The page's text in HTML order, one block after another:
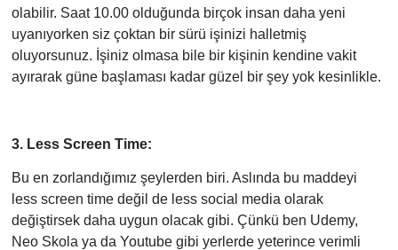
olabilir. Saat 10.00 olduğunda birçok insan daha yeni
uyanıyorken siz çoktan bir sürü işinizi halletmiş
oluyorsunuz. İşiniz olmasa bile bir kişinin kendine vakit
ayırarak güne başlaması kadar güzel bir şey yok kesinlikle.
3. Less Screen Time:
Bu en zorlandığımız şeylerden biri. Aslında bu maddeyi
less screen time değil de less social media olarak
değiştirsek daha uygun olacak gibi. Çünkü ben Udemy,
Neo Skola ya da Youtube gibi yerlerde yeterince verimli